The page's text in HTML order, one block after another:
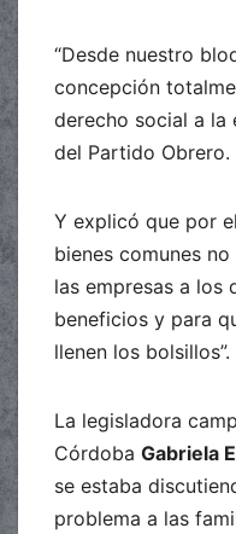
“Desde nuestro
concepción
derecho social a la
del Partido Obrero.
Y explicó que por
bienes comunes
las empresas a los
beneficios y para
llenen los bolsillos”.
La legisladora
Córdoba Gabriela
se estaba
problema a las